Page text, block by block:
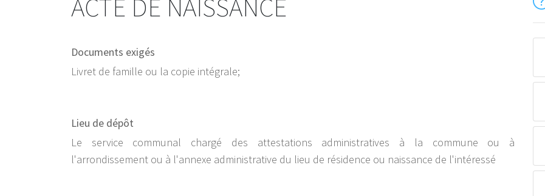
ACTE DE NAISSANCE
Documents exigés
Livret de famille ou la copie intégrale;
Lieu de dépôt
Le service communal chargé des attestations administratives à la commune ou à
l'arrondissement ou à l'annexe administrative du lieu de résidence ou naissance de l'intéressé